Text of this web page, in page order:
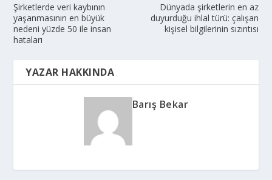
Şirketlerde veri kaybının
yaşanmasının en büyük
nedeni yüzde 50 ile insan
hataları
Dünyada şirketlerin en az
duyurduğu ihlal türü: çalışan
kişisel bilgilerinin sızıntısı
YAZAR HAKKINDA
Barış Bekar